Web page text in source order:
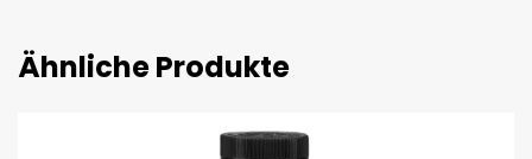
Ähnliche Produkte